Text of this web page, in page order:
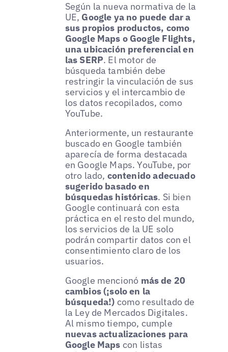
Según la nueva normativa de la
UE, Google ya no puede dar a
sus propios productos, como
Google Maps o Google Flights,
una ubicación preferencial en
las SERP. El motor de
búsqueda también debe
restringir la vinculación de sus
servicios y el intercambio de
los datos recopilados, como
YouTube.
Anteriormente, un restaurante
buscado en Google también
aparecía de forma destacada
en Google Maps. YouTube, por
otro lado, contenido adecuado
sugerido basado en
búsquedas históricas. Si bien
Google continuará con esta
práctica en el resto del mundo,
los servicios de la UE solo
podrán compartir datos con el
consentimiento claro de los
usuarios.
Google mencionó más de 20
cambios (¡solo en la
búsqueda!) como resultado de
la Ley de Mercados Digitales.
Al mismo tiempo, cumple
nuevas actualizaciones para
Google Maps con listas